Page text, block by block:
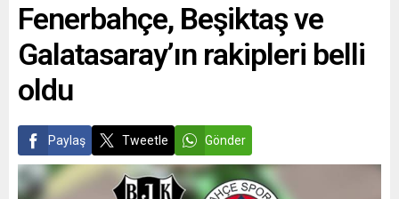
Fenerbahçe, Beşiktaş ve
Galatasaray’ın rakipleri belli
oldu
Paylaş Tweetle Gönder